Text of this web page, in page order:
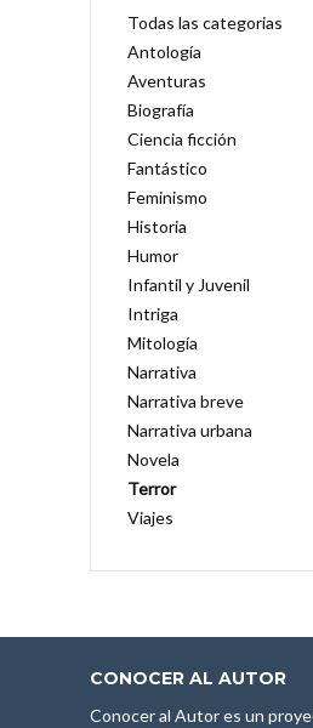
Todas las categorias
Antología
Aventuras
Biografía
Ciencia ficción
Fantástico
Feminismo
Historia
Humor
Infantil y Juvenil
Intriga
Mitología
Narrativa
Narrativa breve
Narrativa urbana
Novela
Terror
Viajes
CONOCER AL AUTOR
Conocer al Autor es un